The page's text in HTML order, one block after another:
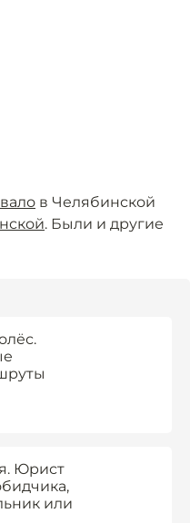
в Челябинской
. Были и другие
Юрист
или